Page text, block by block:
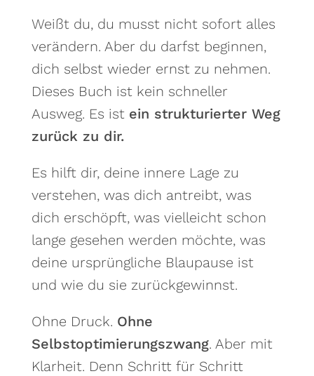
Weißt du, du musst nicht sofort alles
verändern. Aber du darfst beginnen,
dich selbst wieder ernst zu nehmen.
Dieses Buch ist kein schneller
Ausweg. Es ist ein strukturierter Weg
zurück zu dir.
Es hilft dir, deine innere Lage zu
verstehen, was dich antreibt, was
dich erschöpft, was vielleicht schon
lange gesehen werden möchte, was
deine ursprüngliche Blaupause ist
und wie du sie zurückgewinnst.
Ohne Druck. Ohne
Selbstoptimierungszwang. Aber mit
Klarheit. Denn Schritt für Schritt